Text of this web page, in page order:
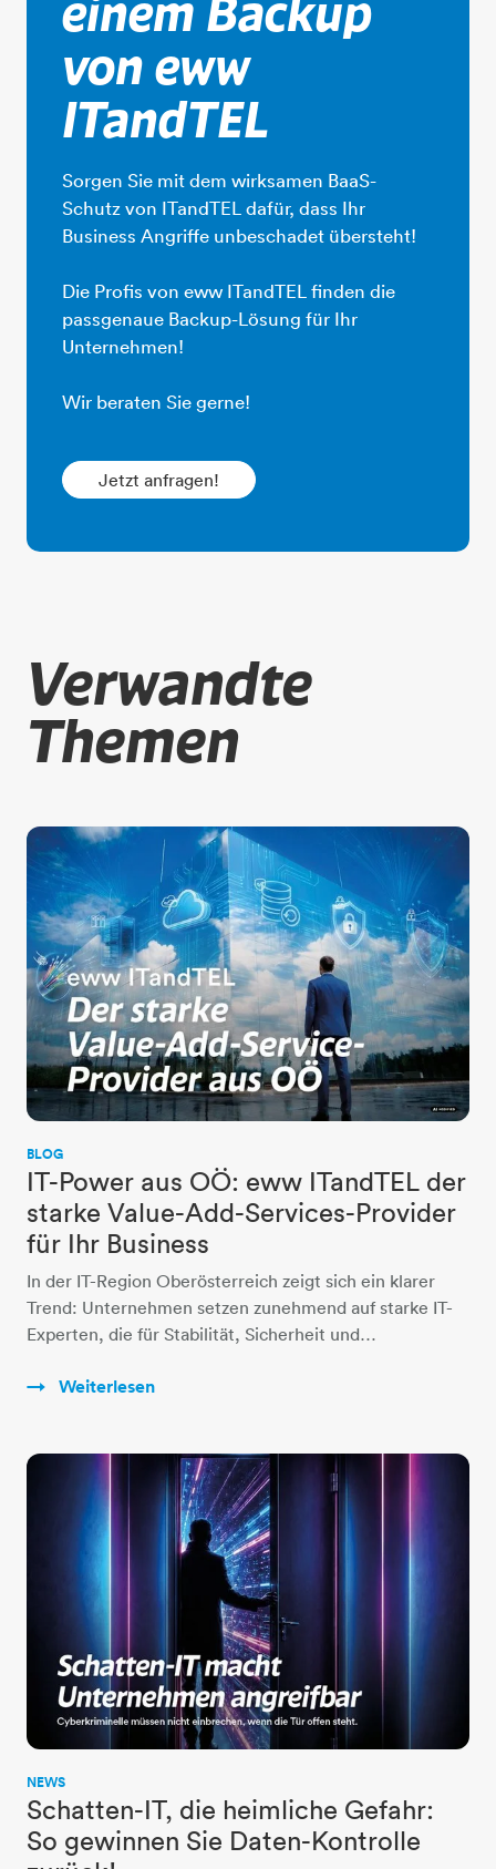
einem Backup
von eww
ITandTEL
Sorgen Sie mit dem wirksamen BaaS-
Schutz von ITandTEL dafür, dass Ihr
Business Angriffe unbeschadet übersteht!
​​​​​​​Die Profis von eww ITandTEL finden die
passgenaue Backup-Lösung für Ihr
Unternehmen!
​​​​​​​Wir beraten Sie gerne!
Jetzt anfragen!
Verwandte
Themen
BLOG
IT-Power aus OÖ: eww ITandTEL der
starke Value-Add-Services-Provider
für Ihr Business
In der IT-Region Oberösterreich zeigt sich ein klarer
Trend: Unternehmen setzen zunehmend auf starke IT-
Experten, die für Stabilität, Sicherheit und…
Weiterlesen
NEWS
Schatten-IT, die heimliche Gefahr:
So gewinnen Sie Daten-Kontrolle